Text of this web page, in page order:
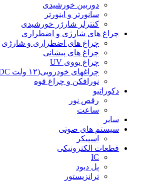
دوربین خورشیدی
سانورتر و اینورتر
کنترلر شارژر خورشیدی
چراغ های شارژی و اضطراری
چراغ های اضطراری و شارژی
چراغ های پیشانی
چراغ یووی UV
چراغهای خودرویی(۱۲ ولت DC)
نورافکن و چراغ قوه
دکوراتیو
رقص نور
ساعت
سایر
سیستم های صوتی
اسپیکر
قطعات الکترونیکی
IC
پل دیود
ترانزیستور